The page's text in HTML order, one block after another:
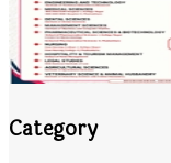
Category